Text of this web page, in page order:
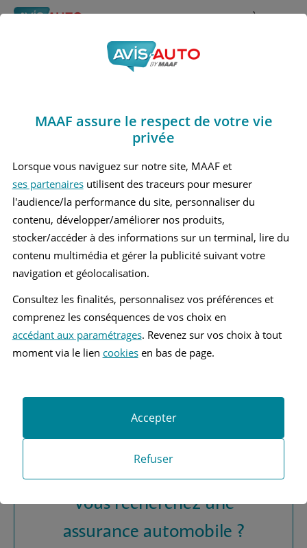
Rechercher À propos
Obtenir un devis d'assurance auto MAAF
Avis Skoda Fabia
SKODA FABIA 1 BREAK
SKODA FABIA 2 BERLINE
SKODA FABIA 2 BREAK
SKODA FABIA 3 BREAK
SKODA FABIA 4 BERLINE
Vous recherchez une
assurance automobile ?
MAAF assure le respect de votre vie
privée
Lorsque vous naviguez sur notre site, MAAF et
ses partenairesutilisent des traceurs pour mesurer
l'audience/la performance du site, personnaliser du
contenu, développer/améliorer nos produits,
stocker/accéder à des informations sur un terminal, lire du
contenu multimédia et gérer la publicité suivant votre
navigation et géolocalisation.
Consultez les finalités, personnalisez vos préférences et
comprenez les conséquences de vos choix en
accédant aux paramétrages. Revenez sur vos choix à tout
moment via le lien cookiesen bas de page.
Refuser
Accepter